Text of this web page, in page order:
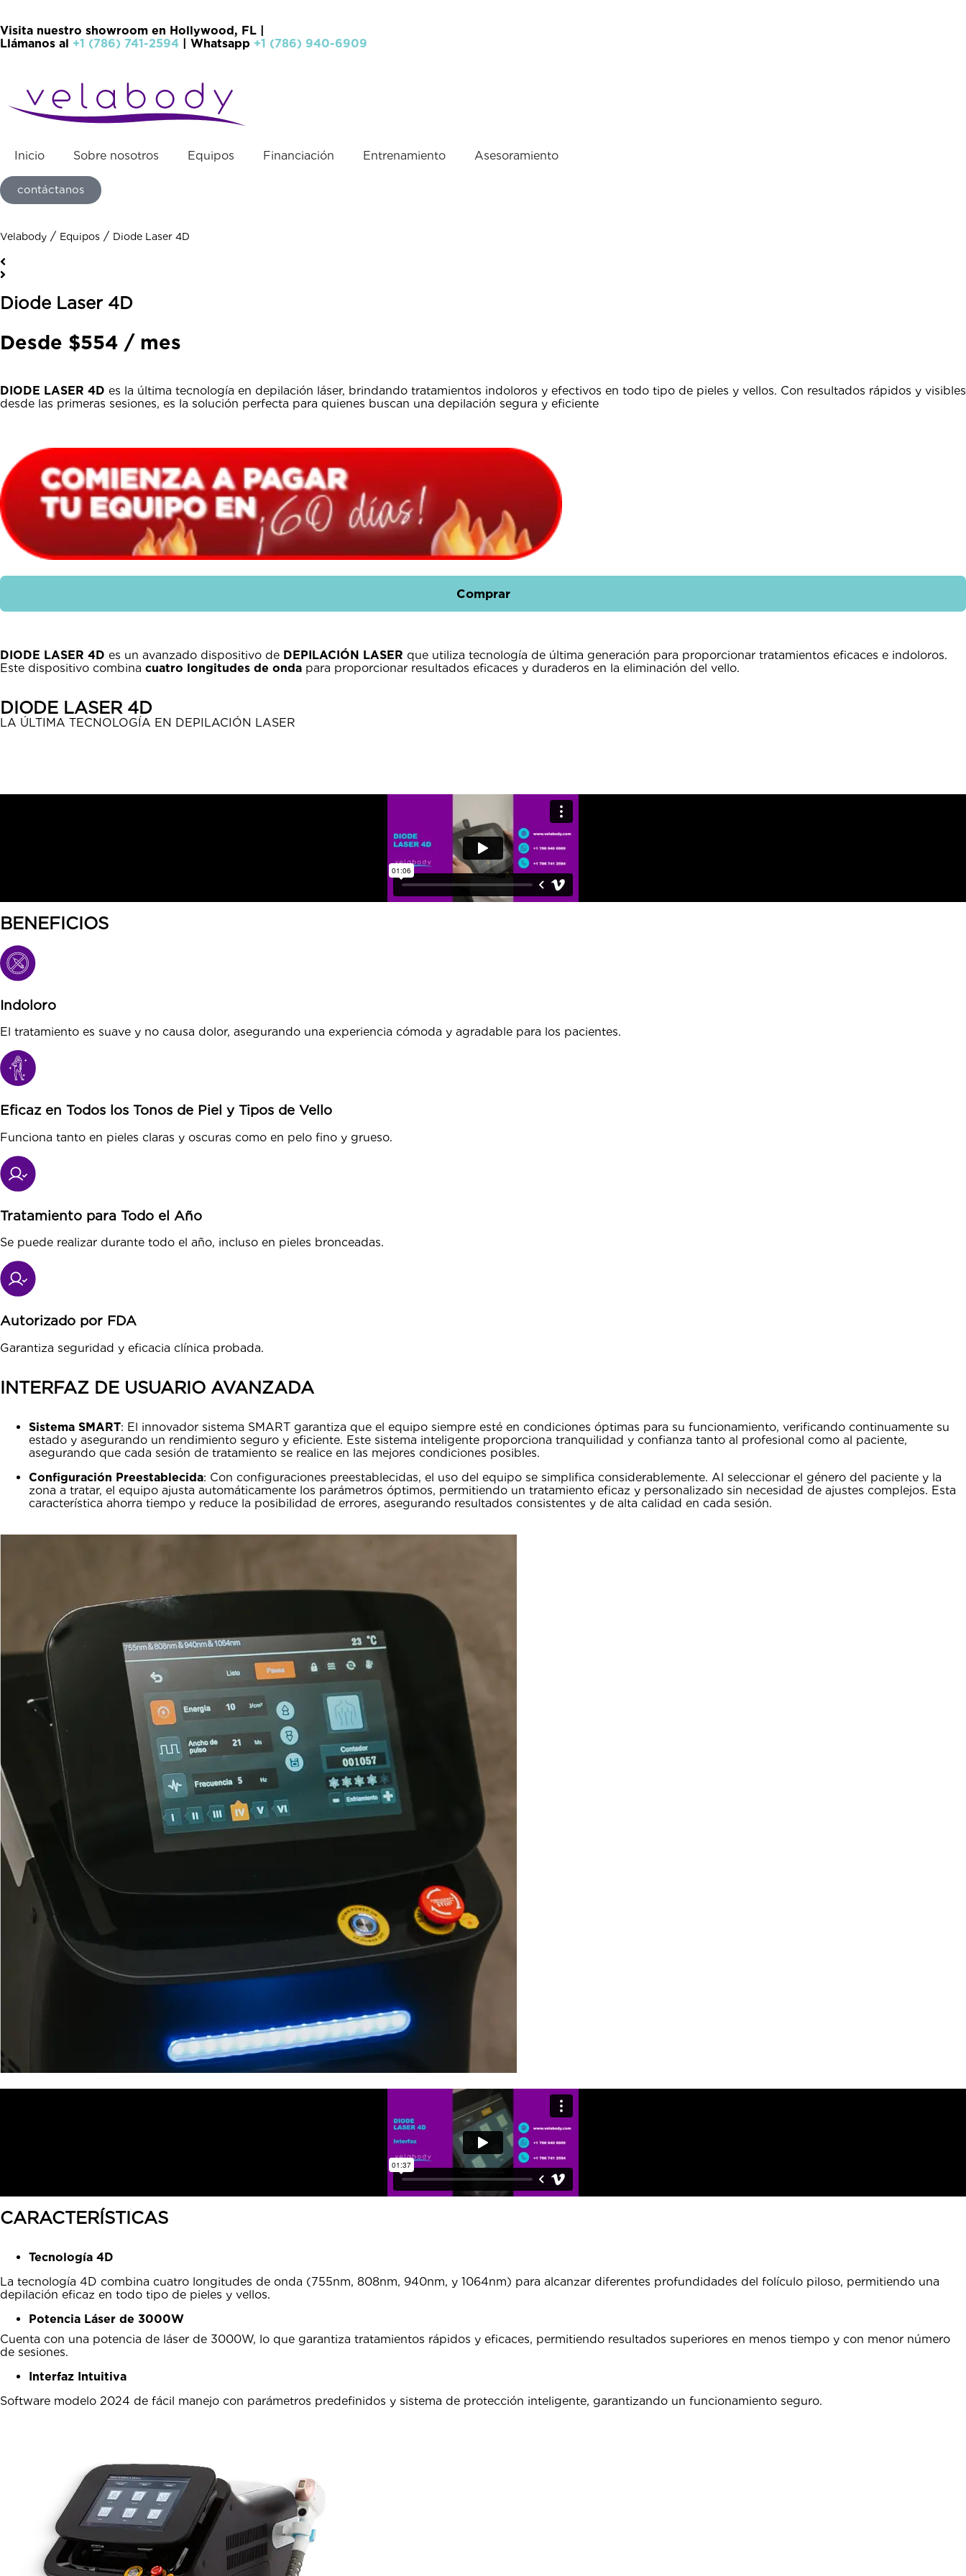
Visita nuestro showroom en Hollywood, FL |
Llámanos al +1 (786) 741-2594 | Whatsapp +1 (786) 940-6909
Inicio Sobre nosotros Equipos Financiación Entrenamiento Asesoramiento
contáctanos
Velabody / Equipos / Diode Laser 4D
Diode Laser 4D
Desde $554 / mes
DIODE LASER 4D es la última tecnología en depilación láser, brindando tratamientos indoloros y efectivos en todo tipo de pieles y vellos. Con resultados rápidos y visibles
desde las primeras sesiones, es la solución perfecta para quienes buscan una depilación segura y eficiente
Comprar
DIODE LASER 4D es un avanzado dispositivo de DEPILACIÓN LASER que utiliza tecnología de última generación para proporcionar tratamientos eficaces e indoloros.
Este dispositivo combina cuatro longitudes de onda para proporcionar resultados eficaces y duraderos en la eliminación del vello.
DIODE LASER 4D
LA ÚLTIMA TECNOLOGÍA EN DEPILACIÓN LASER
BENEFICIOS
Indoloro
El tratamiento es suave y no causa dolor, asegurando una experiencia cómoda y agradable para los pacientes.
Eficaz en Todos los Tonos de Piel y Tipos de Vello
Funciona tanto en pieles claras y oscuras como en pelo fino y grueso.
Tratamiento para Todo el Año
Se puede realizar durante todo el año, incluso en pieles bronceadas.
Autorizado por FDA
Garantiza seguridad y eficacia clínica probada.
INTERFAZ DE USUARIO AVANZADA
Sistema SMART: El innovador sistema SMART garantiza que el equipo siempre esté en condiciones óptimas para su funcionamiento, verificando continuamente su
estado y asegurando un rendimiento seguro y eficiente. Este sistema inteligente proporciona tranquilidad y confianza tanto al profesional como al paciente,
asegurando que cada sesión de tratamiento se realice en las mejores condiciones posibles.
Configuración Preestablecida: Con configuraciones preestablecidas, el uso del equipo se simplifica considerablemente. Al seleccionar el género del paciente y la
zona a tratar, el equipo ajusta automáticamente los parámetros óptimos, permitiendo un tratamiento eficaz y personalizado sin necesidad de ajustes complejos. Esta
característica ahorra tiempo y reduce la posibilidad de errores, asegurando resultados consistentes y de alta calidad en cada sesión.
CARACTERÍSTICAS
Tecnología 4D
La tecnología 4D combina cuatro longitudes de onda (755nm, 808nm, 940nm, y 1064nm) para alcanzar diferentes profundidades del folículo piloso, permitiendo una
depilación eficaz en todo tipo de pieles y vellos.
Potencia Láser de 3000W
Cuenta con una potencia de láser de 3000W, lo que garantiza tratamientos rápidos y eficaces, permitiendo resultados superiores en menos tiempo y con menor número
de sesiones.
Interfaz Intuitiva
Software modelo 2024 de fácil manejo con parámetros predefinidos y sistema de protección inteligente, garantizando un funcionamiento seguro.